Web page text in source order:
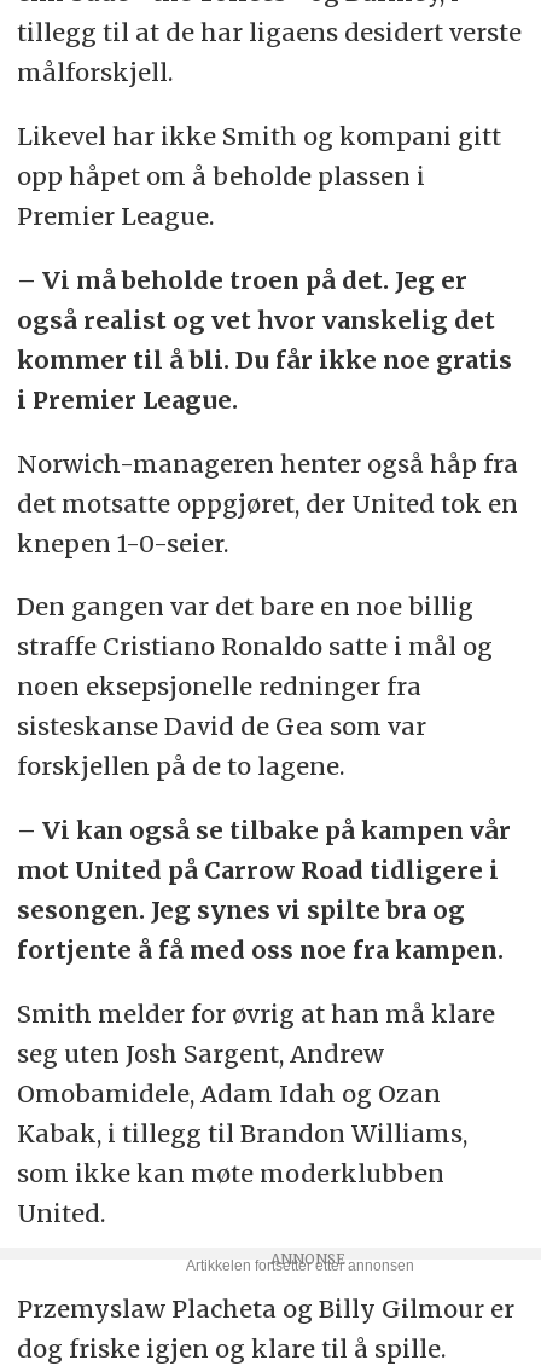
tillegg til at de har ligaens desidert verste
målforskjell.
Likevel har ikke Smith og kompani gitt
opp håpet om å beholde plassen i
Premier League.
– Vi må beholde troen på det. Jeg er
også realist og vet hvor vanskelig det
kommer til å bli. Du får ikke noe gratis
i Premier League.
Norwich-manageren henter også håp fra
det motsatte oppgjøret, der United tok en
knepen 1-0-seier.
Den gangen var det bare en noe billig
straffe Cristiano Ronaldo satte i mål og
noen eksepsjonelle redninger fra
sisteskanse David de Gea som var
forskjellen på de to lagene.
– Vi kan også se tilbake på kampen vår
mot United på Carrow Road tidligere i
sesongen. Jeg synes vi spilte bra og
fortjente å få med oss noe fra kampen.
Smith melder for øvrig at han må klare
seg uten Josh Sargent, Andrew
Omobamidele, Adam Idah og Ozan
Kabak, i tillegg til Brandon Williams,
som ikke kan møte moderklubben
United.
Przemyslaw Placheta og Billy Gilmour er
dog friske igjen og klare til å spille.